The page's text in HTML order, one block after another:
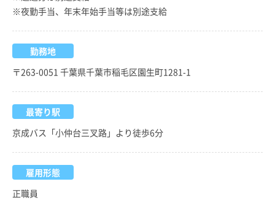
※夜勤手当、年末年始手当等は別途支給
勤務地
〒263-0051 千葉県千葉市稲毛区園生町1281-1
最寄り駅
京成バス「小仲台三叉路」より徒歩6分
雇用形態
正職員